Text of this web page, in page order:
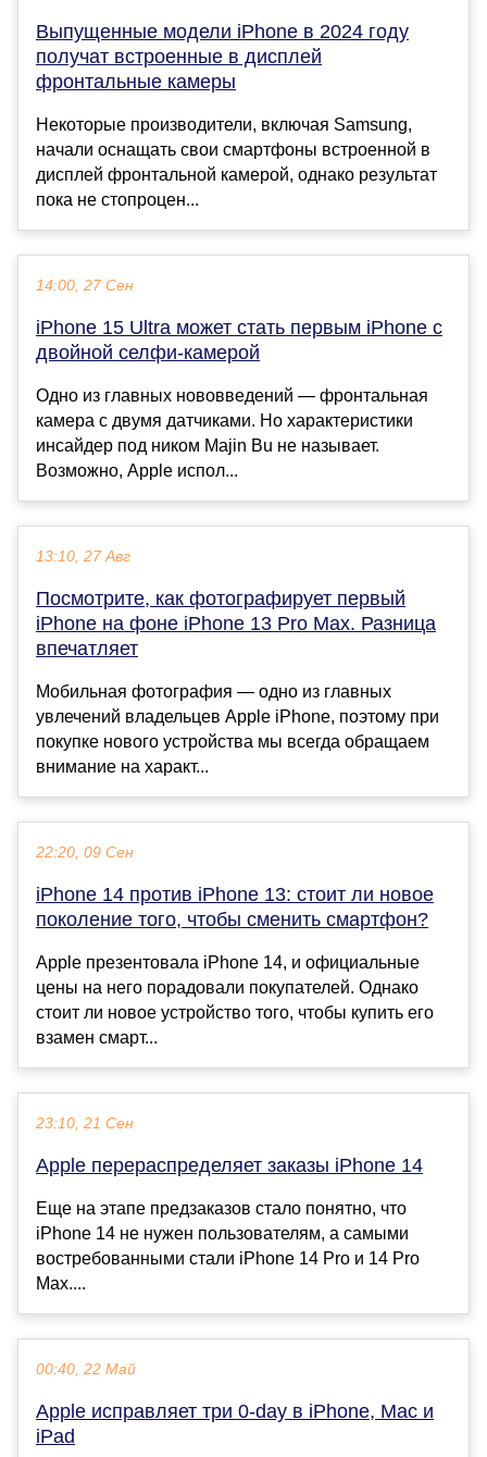
Выпущенные модели iPhone в 2024 году
получат встроенные в дисплей
фронтальные камеры
Некоторые производители, включая Samsung,
начали оснащать свои смартфоны встроенной в
дисплей фронтальной камерой, однако результат
пока не стопроцен...
14:00, 27 Сен
iPhone 15 Ultra может стать первым iPhone с
двойной селфи-камерой
Одно из главных нововведений — фронтальная
камера с двумя датчиками. Но характеристики
инсайдер под ником Majin Bu не называет.
Возможно, Apple испол...
13:10, 27 Авг
Посмотрите, как фотографирует первый
iPhone на фоне iPhone 13 Pro Max. Разница
впечатляет
Мобильная фотография — одно из главных
увлечений владельцев Apple iPhone, поэтому при
покупке нового устройства мы всегда обращаем
внимание на характ...
22:20, 09 Сен
iPhone 14 против iPhone 13: стоит ли новое
поколение того, чтобы сменить смартфон?
Apple презентовала iPhone 14, и официальные
цены на него порадовали покупателей. Однако
стоит ли новое устройство того, чтобы купить его
взамен смарт...
23:10, 21 Сен
Apple перераспределяет заказы iPhone 14
Еще на этапе предзаказов стало понятно, что
iPhone 14 не нужен пользователям, а самыми
востребованными стали iPhone 14 Pro и 14 Pro
Max....
00:40, 22 Май
Apple исправляет три 0-day в iPhone, Mac и
iPad